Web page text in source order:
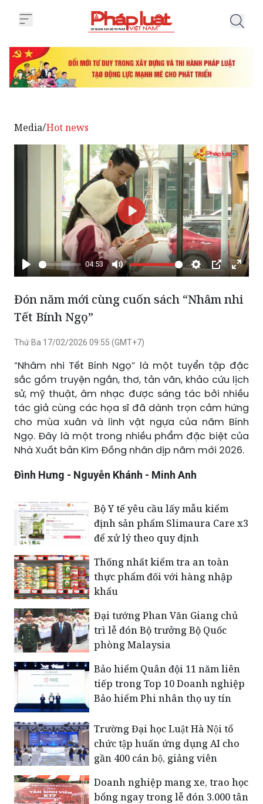
Media/Hot news
Phát
04:53
Tắt
Cài
đặt
Chế Xem
toàn
Phát
Đón năm mới cùng cuốn sách “Nhâm nhi
Tết Bính Ngọ”
Thứ Ba 17/02/2026 09:55 (GMT+7)
“Nhâm nhi Tết Bính Ngọ” là một tuyển tập đặc
sắc gồm truyện ngắn, thơ, tản văn, khảo cứu lịch
sử, mỹ thuật, âm nhạc được sáng tác bởi nhiều
tác giả cùng các họa sĩ đã dành trọn cảm hứng
cho mùa xuân và linh vật ngựa của năm Bính
Ngọ. Đây là một trong nhiều phẩm đặc biệt của
Nhà Xuất bản Kim Đồng nhân dịp năm mới 2026.
Đình Hưng - Nguyễn Khánh - Minh Anh
Bộ Y tế yêu cầu lấy mẫu kiểm
định sản phẩm Slimaura Care x3
để xử lý theo quy định
Thống nhất kiểm tra an toàn
thực phẩm đối với hàng nhập
khẩu
Đại tướng Phan Văn Giang chủ
trì lễ đón Bộ trưởng Bộ Quốc
phòng Malaysia
Bảo hiểm Quân đội 11 năm liên
tiếp trong Top 10 Doanh nghiệp
Bảo hiểm Phi nhân thọ uy tín
Trường Đại học Luật Hà Nội tổ
chức tập huấn ứng dụng AI cho
gần 400 cán bộ, giảng viên
Doanh nghiệp mang xe, trao học
bổng ngay trong lễ đón 3.000 tân